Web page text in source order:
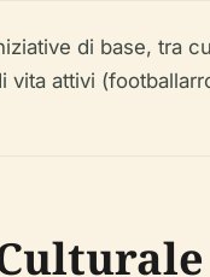
di base, tra
vita attivi